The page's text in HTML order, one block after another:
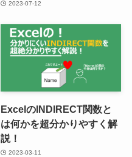
2023-07-12
ExcelのINDIRECT関数と
は何かを超分かりやすく解
説！
2023-03-11